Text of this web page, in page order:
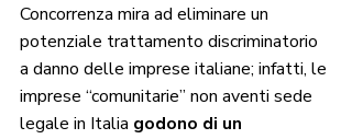
Concorrenza mira ad eliminare un
potenziale trattamento discriminatorio
a danno delle imprese italiane; infatti, le
imprese “comunitarie” non aventi sede
legale in Italia godono di un